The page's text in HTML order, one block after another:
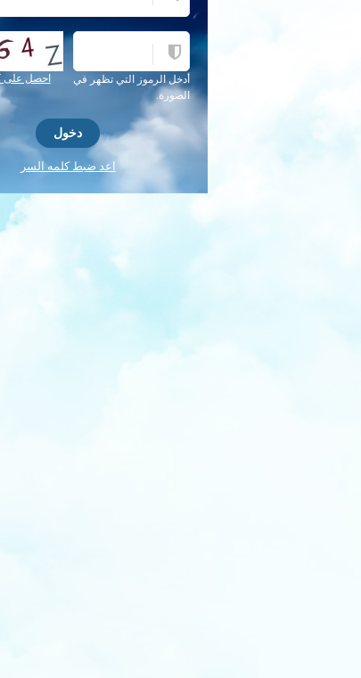
أدخل الرموز التي تظهر في
الصورة.
احصل على
اعد ضبط كلمه السر